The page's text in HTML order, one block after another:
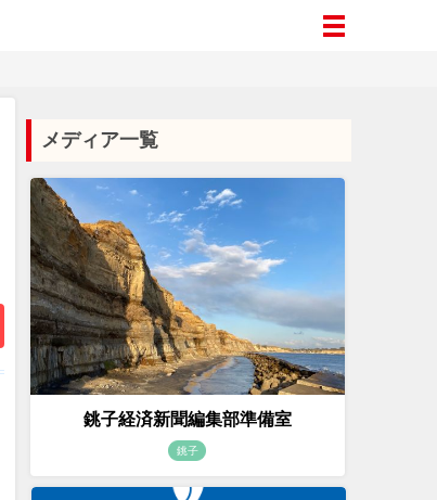
メディア一覧
銚子経済新聞編集部準備室
銚子